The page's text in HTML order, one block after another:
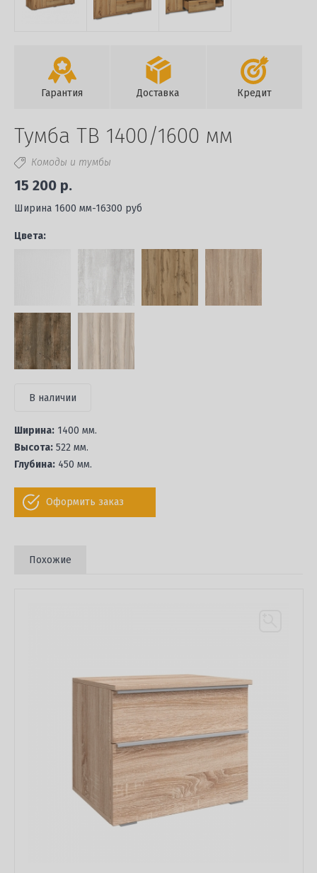
Гарантия Доставка Кредит
Тумба ТВ 1400/1600 мм
Комоды и тумбы
15 200 р.
Ширина 1600 мм-16300 руб
Цвета:
В наличии
Ширина: 1400 мм.
Высота: 522 мм.
Глубина: 450 мм.
Оформить заказ
Похожие